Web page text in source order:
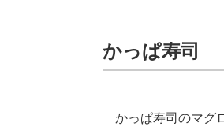
かっぱ寿司
かっぱ寿司のマグ